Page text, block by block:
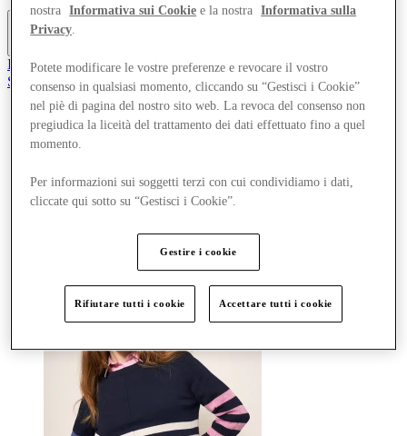
Il Club
Salvata
it
Negozi
Offerte
Cosa c'è in programma
Mangia e Bevi
Gift Card
nostra
Informativa sui Cookie e la nostra
Informativa sulla
Privacy.
Potete modificare le vostre preferenze e revocare il vostro
consenso in qualsiasi momento, cliccando su “Gestisci i Cookie”
nel piè di pagina del nostro sito web. La revoca del consenso non
pregiudica la liceità del trattamento dei dati effettuato fino a quel
momento.
Per informazioni sui soggetti terzi con cui condividiamo i dati,
cliccate qui sotto su “Gestisci i Cookie”.
Gestire i cookie
Rifiutare tutti i cookie Accettare tutti i cookie